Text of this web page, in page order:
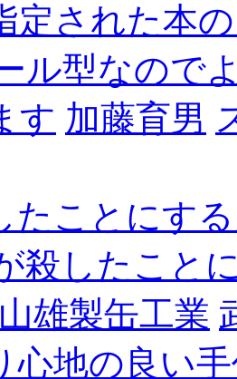
定された本
ル型なので
す 加藤育男
たことにす
殺したこと
山雄製缶工業
心地の良い